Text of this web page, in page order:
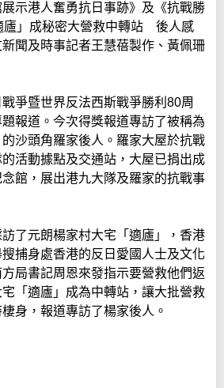
展示港人奮勇抗日事跡》及《抗戰勝
廬」成秘密大營救中轉站 後人感
聞及時事記者王慧蓓製作、黃佩珊
爭暨世界反法西斯戰爭勝利80周
報道。今次得獎報道專訪了被稱為
的沙頭角羅家後人。羅家大屋於抗戰
活動據點及交通站，大屋已捐出成
館，展出港九大隊及羅家的抗戰事
了元朗楊家村大宅「適廬」，香港
捕身處香港的反日愛國人士及文化
局書記周恩來發指示要營救他們返
「適廬」成為中轉站，讓大批營救
身，報道專訪了楊家後人。